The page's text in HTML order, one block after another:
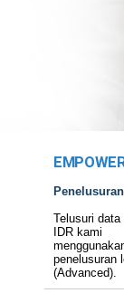
Telusuri data
IDR kami
penelusuran
(Advanced).